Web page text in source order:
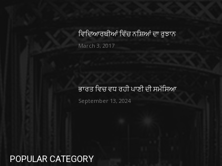
ਵਿਦਿਆਰਥੀਆਂ ਵਿੱਚ ਨਸ਼ਿਆਂ ਦਾ ਰੁਝਾਨ
March 3, 2017
ਭਾਰਤ ਵਿਚ ਵਧ ਰਹੀ ਪਾਣੀ ਦੀ ਸਮੱਸਿਆ
September 13, 2024
POPULAR CATEGORY